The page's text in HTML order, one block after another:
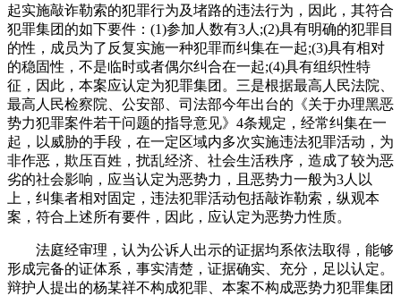
起实施敲诈勒索的犯罪行为及堵路的违法行为，因此，其符合
犯罪集团的如下要件：(1)参加人数有3人;(2)具有明确的犯罪目
的性，成员为了反复实施一种犯罪而纠集在一起;(3)具有相对
的稳固性，不是临时或者偶尔纠合在一起;(4)具有组织性特
征，因此，本案应认定为犯罪集团。三是根据最高人民法院、
最高人民检察院、公安部、司法部今年出台的《关于办理黑恶
势力犯罪案件若干问题的指导意见》4条规定，经常纠集在一
起，以威胁的手段，在一定区域内多次实施违法犯罪活动，为
非作恶，欺压百姓，扰乱经济、社会生活秩序，造成了较为恶
劣的社会影响，应当认定为恶势力，且恶势力一般为3人以
上，纠集者相对固定，违法犯罪活动包括敲诈勒索，纵观本
案，符合上述所有要件，因此，应认定为恶势力性质。
法庭经审理，认为公诉人出示的证据均系依法取得，能够
形成完备的证体系，事实清楚，证据确实、充分，足以认定。
辩护人提出的杨某祥不构成犯罪、本案不构成恶势力犯罪集团